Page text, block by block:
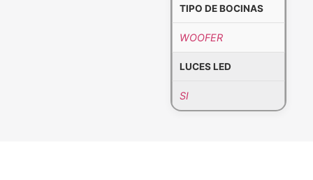
TIPO DE BOCINAS
WOOFER
LUCES LED
SI